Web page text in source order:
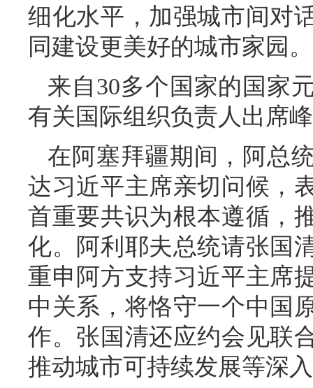
细化水平，加强城市间对
同建设更美好的城市家园。
来自30多个国家的国家
有关国际组织负责人出席
在阿塞拜疆期间，阿总
达习近平主席亲切问候，
首重要共识为根本遵循，
化。阿利耶夫总统请张国
重申阿方支持习近平主席
中关系，将恪守一个中国
作。张国清还应约会见联
推动城市可持续发展等深